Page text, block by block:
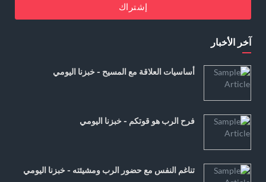
إشتراك
آخر الأخبار
أساسيات العلاقة مع المسيح - خبزنا اليومي
فرح الرب هو قوتكم - خبزنا اليومي
تناغم النفس مع حضور الرب ومشيئته - خبزنا اليومي